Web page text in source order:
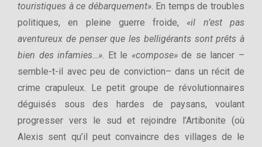
touristiques à ce débarquement». En temps de troubles
politiques, en pleine guerre froide, «il n’est pas
aventureux de penser que les belligérants sont prêts à
bien des infamies…». Et le «compose»de se lancer –
semble-t-il avec peu de conviction– dans un récit de
crime crapuleux. Le petit groupe de révolutionnaires
déguisés sous des hardes de paysans, voulant
progresser vers le sud et rejoindre l’Artibonite (où
Alexis sent qu’il peut convaincre des villages de le